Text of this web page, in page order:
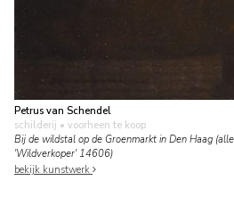
Petrus van Schendel
schilderij • voorheen te koop
Bij de wildstal op de Groenmarkt in Den Haag
'Wildverkoper' 14606)
bekijk kunstwerk